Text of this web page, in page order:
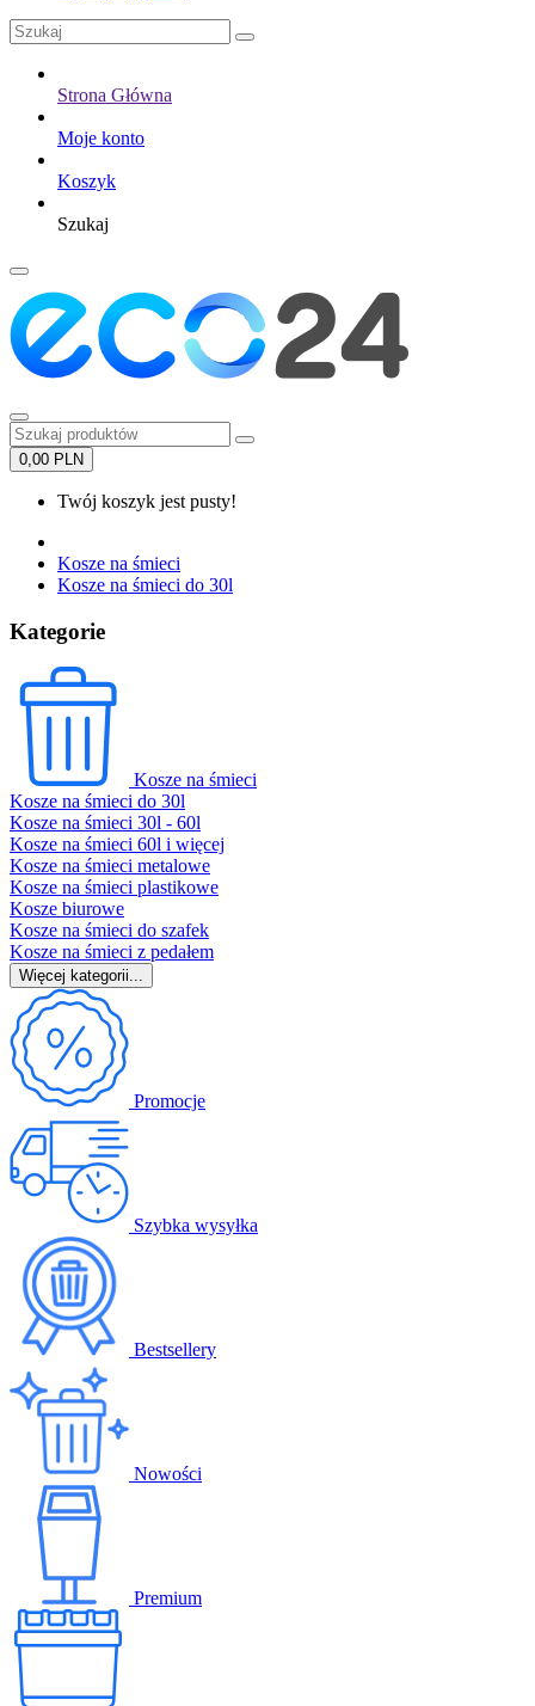
Strona Główna
Moje konto
Koszyk
Szukaj
0,00 PLN
Twój koszyk jest pusty!
Kosze na śmieci
Kosze na śmieci do 30l
Kategorie
Kosze na śmieci
Kosze na śmieci do 30l
Kosze na śmieci 30l - 60l
Kosze na śmieci 60l i więcej
Kosze na śmieci metalowe
Kosze na śmieci plastikowe
Kosze biurowe
Kosze na śmieci do szafek
Kosze na śmieci z pedałem
Więcej kategorii...
Promocje
Szybka wysyłka
Bestsellery
Nowości
Premium